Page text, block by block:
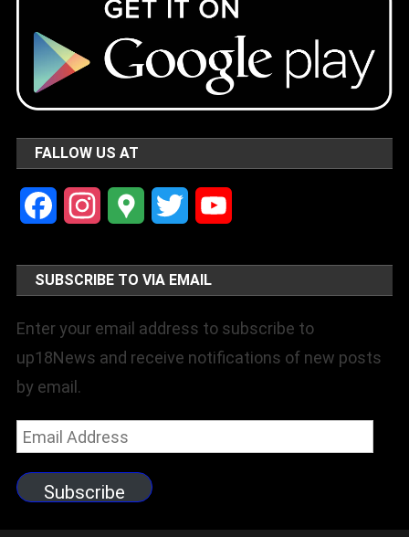
FALLOW US AT
FacebookInstagramGoogle Twitter
SUBSCRIBE TO VIA EMAIL
Enter your email address to subscribe to
up18News and receive notifications of new posts
by email.
Email
Subscribe